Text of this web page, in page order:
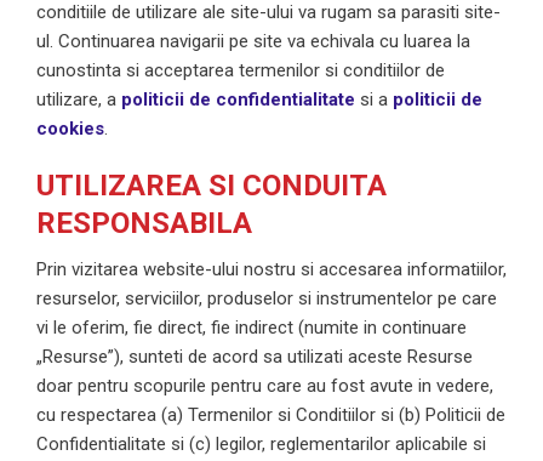
conditiile de utilizare ale site-ului va rugam sa parasiti site-
ul. Continuarea navigarii pe site va echivala cu luarea la
cunostinta si acceptarea termenilor si conditiilor de
utilizare, a politicii de confidentialitate si a politicii de
cookies.
UTILIZAREA SI CONDUITA
RESPONSABILA
Prin vizitarea website-ului nostru si accesarea informatiilor,
resurselor, serviciilor, produselor si instrumentelor pe care
vi le oferim, fie direct, fie indirect (numite in continuare
„Resurse”), sunteti de acord sa utilizati aceste Resurse
doar pentru scopurile pentru care au fost avute in vedere,
cu respectarea (a) Termenilor si Conditiilor si (b) Politicii de
Confidentialitate si (c) legilor, reglementarilor aplicabile si